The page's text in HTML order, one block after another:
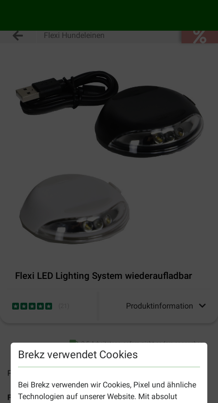
Brekz verwendet Cookies
Bei Brekz verwenden wir Cookies, Pixel und ähnliche
Technologien auf unserer Website. Mit absolut
Flexi Hundeleinen
Flexi LED Lighting System wiederaufladbar
Produktinformation
3-5 Arbeitstage, sofern nicht anders angegeben
Preise inkl. MwSt zzgl.
Flexi LED Lighting System wiederaufladbarist eine